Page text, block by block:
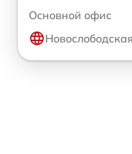
Основной офис